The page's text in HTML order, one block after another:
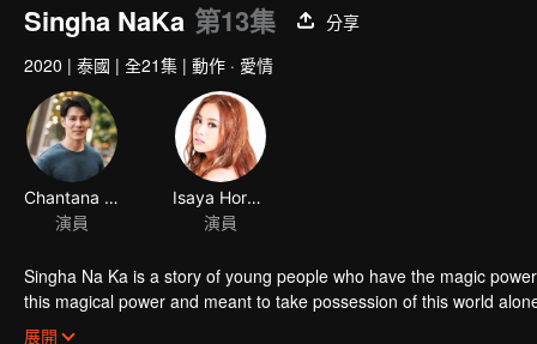
Singha NaKa 第13集
分享
2020 | 泰國 | 全21集 | 動作 · 愛情
Chantana Kritkanjanapan
演員
Isaya Horsuwan
演員
Singha Na Ka is a story of young people who have the magic
this magical power and meant to take possession of this world
stop this scientist. And to save the world not to fall into the hands
展開